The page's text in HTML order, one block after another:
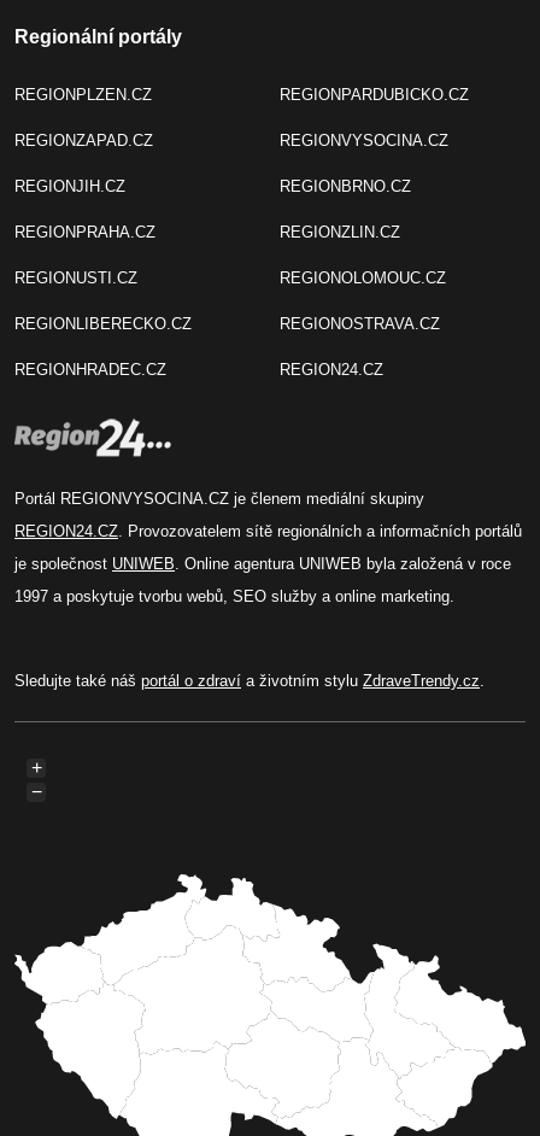
Regionální portály
REGIONPLZEN.CZ
REGIONZAPAD.CZ
REGIONJIH.CZ
REGIONPRAHA.CZ
REGIONUSTI.CZ
REGIONLIBERECKO.CZ
REGIONHRADEC.CZ
REGIONPARDUBICKO.CZ
REGIONVYSOCINA.CZ
REGIONBRNO.CZ
REGIONZLIN.CZ
REGIONOLOMOUC.CZ
REGIONOSTRAVA.CZ
REGION24.CZ
Portál REGIONVYSOCINA.CZ je členem mediální skupiny
REGION24.CZ . Provozovatelem sítě regionálních a informačních portálů
je společnost UNIWEB . Online agentura UNIWEB byla založená v roce
1997 a poskytuje tvorbu webů, SEO služby a online marketing.
Sledujte také náš portál o zdraví a životním stylu ZdraveTrendy.cz
+
−